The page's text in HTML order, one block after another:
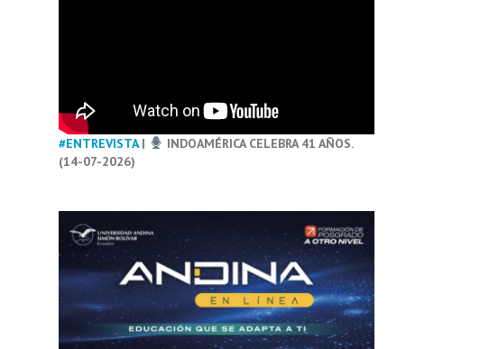
#ENTREVISTA|
INDOAMÉRICA CELEBRA 41 AÑOS.
(14-07-2026)